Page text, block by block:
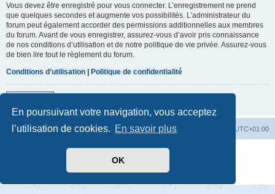
En poursuivant votre navigation, vous acceptez
l’utilisation de cookies. En savoir plus
OK
Vous devez être enregistré pour vous connecter. L’enregistrement ne prend
que quelques secondes et augmente vos possibilités. L’administrateur du
forum peut également accorder des permissions additionnelles aux membres
du forum. Avant de vous enregistrer, assurez-vous d’avoir pris connaissance
de nos conditions d’utilisation et de notre politique de vie privée. Assurez-vous
de bien lire tout le règlement du forum.
Conditions d’utilisation | Politique de confidentialité
Accueil Index du forum UTC+01:00
Développé par
® Forum Software © phpBB Limited
Traduit par
Confidentialité|Conditions